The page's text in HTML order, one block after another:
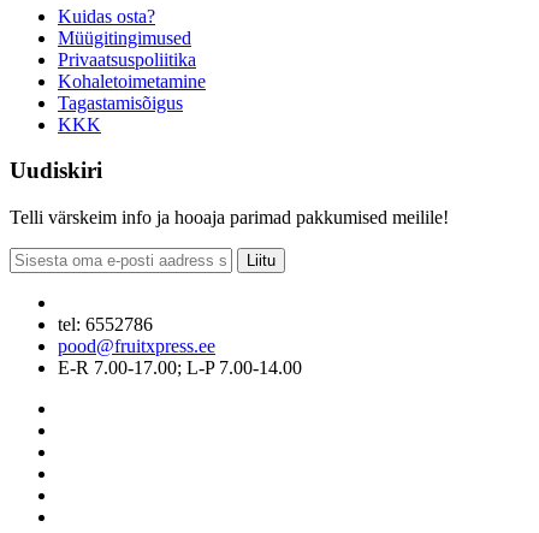
Kuidas osta?
Müügitingimused
Privaatsuspoliitika
Kohaletoimetamine
Tagastamisõigus
KKK
Uudiskiri
Telli värskeim info ja hooaja parimad pakkumised meilile!
Liitu
tel: 6552786
pood@fruitxpress.ee
E-R 7.00-17.00; L-P 7.00-14.00